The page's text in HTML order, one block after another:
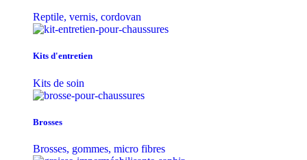
Reptile, vernis, cordovan
Kits d'entretien
Kits de soin
Brosses
Brosses, gommes, micro fibres